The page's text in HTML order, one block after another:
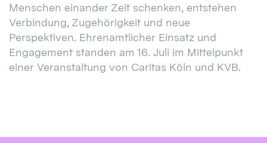
Menschen einander Zeit schenken, entstehen
Verbindung, Zugehörigkeit und neue
Perspektiven. Ehrenamtlicher Einsatz und
Engagement standen am 16. Juli im Mittelpunkt
einer Veranstaltung von Caritas Köln und KVB.